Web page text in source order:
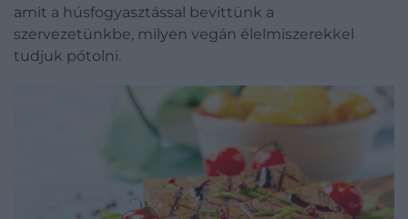
amit a húsfogyasztással bevittünk a
szervezetünkbe, milyen vegán élelmiszerekkel
tudjuk pótolni.